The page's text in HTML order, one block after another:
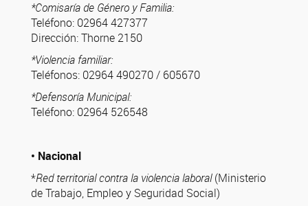
*Comisaría de Género y Familia:
Teléfono: 02964 427377
Dirección: Thorne 2150
*Violencia familiar:
Teléfonos: 02964 490270 / 605670
*Defensoría Municipal:
Teléfono: 02964 526548
• Nacional
*Red territorial contra la violencia laboral(Ministerio
de Trabajo, Empleo y Seguridad Social)